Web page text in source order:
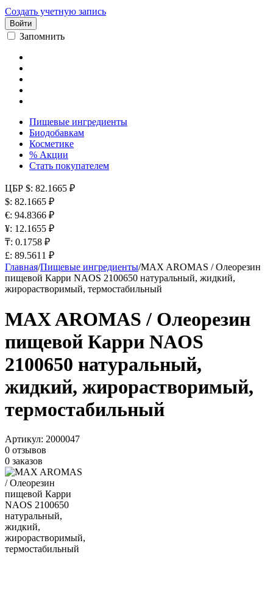
Создать учетную запись
Войти
Запомнить
Пищевые ингредиенты
Биодобавкам
Косметике
% Акции
Стать покупателем
ЦБР $: 82.1665 ₽
$: 82.1665 ₽
€: 94.8366 ₽
¥: 12.1655 ₽
₸: 0.1758 ₽
£: 89.5611 ₽
Главная/Пищевые ингредиенты/MAX AROMAS / Олеорезин
пищевой Карри NAOS 2100650 натуральный, жидкий,
жирорастворимый, термостабильный
MAX AROMAS / Олеорезин
пищевой Карри NAOS
2100650 натуральный,
жидкий, жирорастворимый,
термостабильный
Артикул: 2000047
0 отзывов
0 заказов